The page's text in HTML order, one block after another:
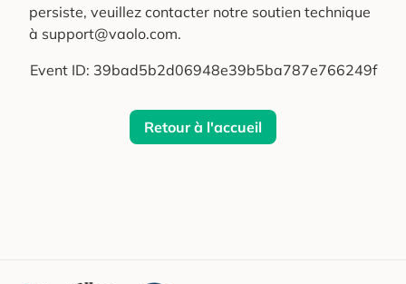
persiste, veuillez contacter notre soutien technique
à support@vaolo.com.
Event ID: 39bad5b2d06948e39b5ba787e766249f
Retour à l'accueil